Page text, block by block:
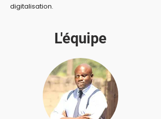
digitalisation.
L'équipe